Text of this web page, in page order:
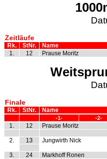
Zeitläufe
Rk. StNr. Name
1.
12 Prause Moritz
Finale
Rk. StNr. Name
-1- -2-
1. 12 Prause Moritz
2. 13 Jungwirth Nick
3. 24 Markhoff Ronen